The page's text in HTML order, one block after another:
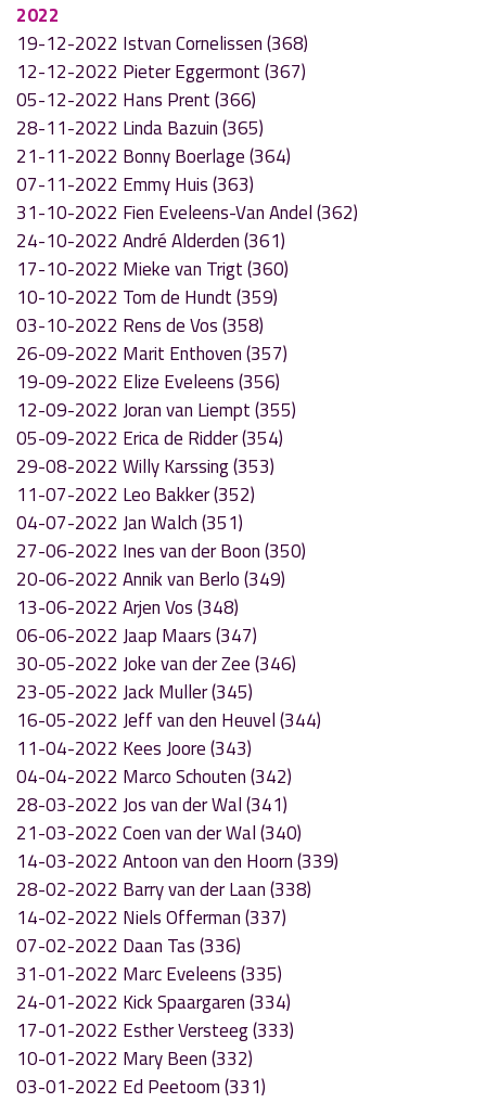
2022
19-12-2022 Istvan Cornelissen (368)
12-12-2022 Pieter Eggermont (367)
05-12-2022 Hans Prent (366)
28-11-2022 Linda Bazuin (365)
21-11-2022 Bonny Boerlage (364)
07-11-2022 Emmy Huis (363)
31-10-2022 Fien Eveleens-Van Andel (362)
24-10-2022 André Alderden (361)
17-10-2022 Mieke van Trigt (360)
10-10-2022 Tom de Hundt (359)
03-10-2022 Rens de Vos (358)
26-09-2022 Marit Enthoven (357)
19-09-2022 Elize Eveleens (356)
12-09-2022 Joran van Liempt (355)
05-09-2022 Erica de Ridder (354)
29-08-2022 Willy Karssing (353)
11-07-2022 Leo Bakker (352)
04-07-2022 Jan Walch (351)
27-06-2022 Ines van der Boon (350)
20-06-2022 Annik van Berlo (349)
13-06-2022 Arjen Vos (348)
06-06-2022 Jaap Maars (347)
30-05-2022 Joke van der Zee (346)
23-05-2022 Jack Muller (345)
16-05-2022 Jeff van den Heuvel (344)
11-04-2022 Kees Joore (343)
04-04-2022 Marco Schouten (342)
28-03-2022 Jos van der Wal (341)
21-03-2022 Coen van der Wal (340)
14-03-2022 Antoon van den Hoorn (339)
28-02-2022 Barry van der Laan (338)
14-02-2022 Niels Offerman (337)
07-02-2022 Daan Tas (336)
31-01-2022 Marc Eveleens (335)
24-01-2022 Kick Spaargaren (334)
17-01-2022 Esther Versteeg (333)
10-01-2022 Mary Been (332)
03-01-2022 Ed Peetoom (331)